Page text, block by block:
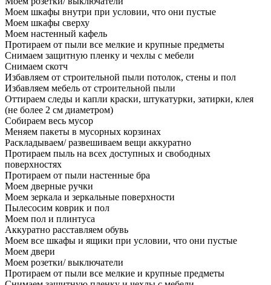
Моем шкафы внутри при условии, что они пустые
Моем шкафы сверху
Моем настенный кафель
Протираем от пыли все мелкие и крупные предметы
Снимаем защитную пленку и чехлы с мебели
Снимаем скотч
Избавляем от строительной пыли потолок, стены и пол
Избавляем мебель от строительной пыли
Оттираем следы и капли краски, штукатурки, затирки, клея
(не более 2 см диаметром)
Собираем весь мусор
Меняем пакеты в мусорных корзинах
Раскладываем/ развешиваем вещи аккуратно
Протираем пыль на всех доступных и свободных
поверхностях
Протираем от пыли настенные бра
Моем дверные ручки
Моем зеркала и зеркальные поверхности
Пылесосим коврик и пол
Моем пол и плинтуса
Аккуратно расставляем обувь
Моем все шкафы и ящики при условии, что они пустые
Моем двери
Моем розетки/ выключатели
Протираем от пыли все мелкие и крупные предметы